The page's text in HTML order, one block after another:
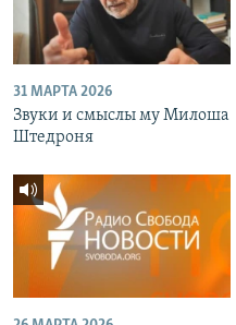
31 МАРТА 2026
Звуки и смыслы му Милоша
Штедроня